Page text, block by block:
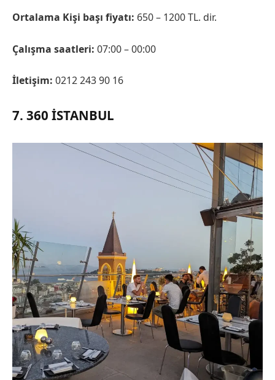
Ortalama Kişi başı fiyatı: 650 – 1200 TL. dir.
Çalışma saatleri: 07:00 – 00:00
İletişim: 0212 243 90 16
7. 360 İSTANBUL